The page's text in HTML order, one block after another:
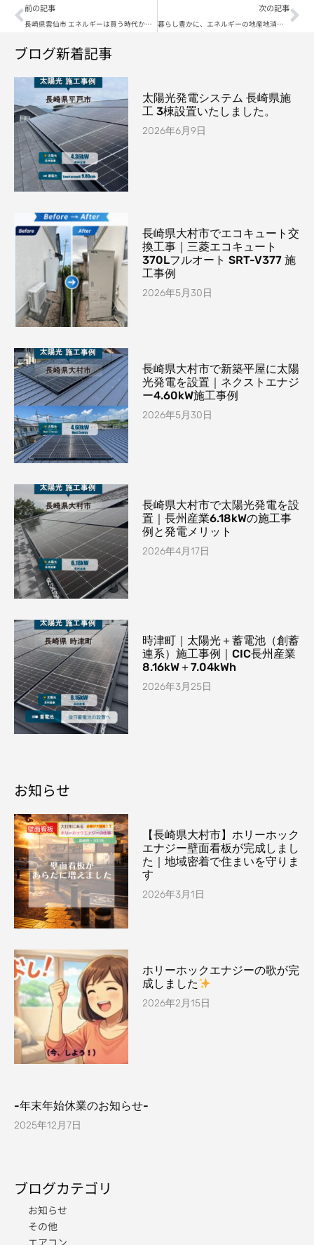
前の記事
長崎県雲仙市 エネルギーは買う時代から創る時代へ。エネルギーの地産地消を目指して！
次の記事
暮らし豊かに、エネルギーの地産地消！太陽光と蓄電池がある暮らし＊
ブログ新着記事
太陽光発電システム 長崎県施
工 3棟設置いたしました。
2026年6月9日
長崎県大村市でエコキュート交
換工事｜三菱エコキュート
370Lフルオート SRT-V377 施
工事例
2026年5月30日
長崎県大村市で新築平屋に太陽
光発電を設置｜ネクストエナジ
ー4.60kW施工事例
2026年5月30日
長崎県大村市で太陽光発電を設
置｜長州産業6.18kWの施工事
例と発電メリット
2026年4月17日
時津町｜太陽光＋蓄電池（創蓄
連系）施工事例｜CIC長州産業
8.16kW＋7.04kWh
2026年3月25日
お知らせ
【長崎県大村市】ホリーホック
エナジー壁面看板が完成しまし
た｜地域密着で住まいを守りま
す
2026年3月1日
ホリーホックエナジーの歌が完
成しました
2026年2月15日
-年末年始休業のお知らせ-
2025年12月7日
ブログカテゴリ
お知らせ
その他